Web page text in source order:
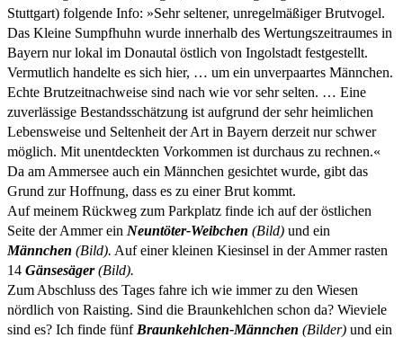
Stuttgart) folgende Info: »Sehr seltener, unregelmäßiger Brutvogel.
Das Kleine Sumpfhuhn wurde innerhalb des Wertungszeitraumes in
Bayern nur lokal im Donautal östlich von Ingolstadt festgestellt.
Vermutlich handelte es sich hier, … um ein unverpaartes Männchen.
Echte Brutzeitnachweise sind nach wie vor sehr selten. … Eine
zuverlässige Bestandsschätzung ist aufgrund der sehr heimlichen
Lebensweise und Seltenheit der Art in Bayern derzeit nur schwer
möglich. Mit unentdeckten Vorkommen ist durchaus zu rechnen.«
Da am Ammersee auch ein Männchen gesichtet wurde, gibt das
Grund zur Hoffnung, dass es zu einer Brut kommt.
Auf meinem Rückweg zum Parkplatz finde ich auf der östlichen
Seite der Ammer ein Neuntöter-Weibchen (Bild) und ein
Männchen (Bild). Auf einer kleinen Kiesinsel in der Ammer rasten
14 Gänsesäger(Bild).
Zum Abschluss des Tages fahre ich wie immer zu den Wiesen
nördlich von Raisting. Sind die Braunkehlchen schon da? Wieviele
sind es? Ich finde fünf Braunkehlchen-Männchen (Bilder) und ein